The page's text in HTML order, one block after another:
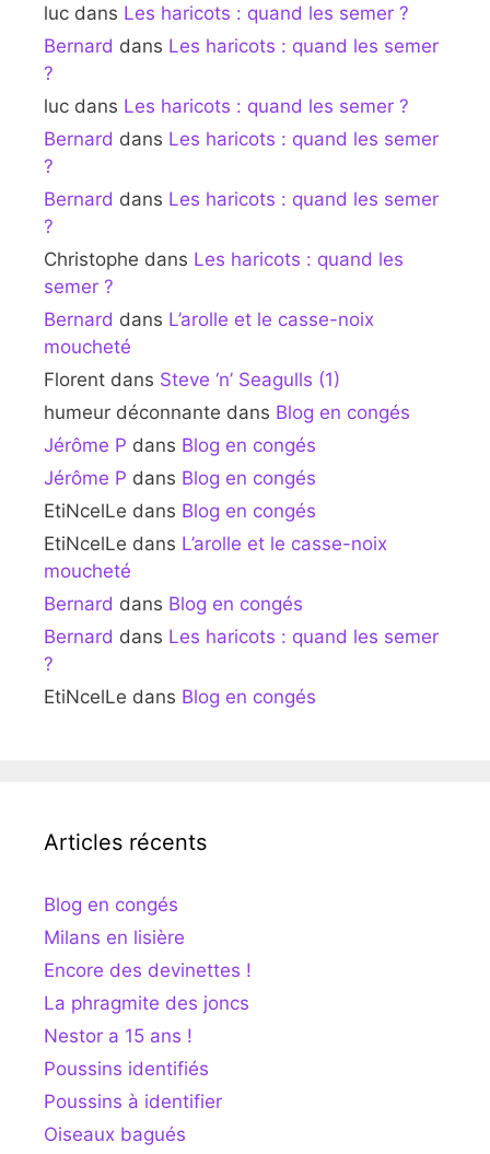
luc dans Les haricots : quand les semer ?
Bernard dans Les haricots : quand les semer
?
luc dans Les haricots : quand les semer ?
Bernard dans Les haricots : quand les semer
?
Bernard dans Les haricots : quand les semer
?
Christophe dans Les haricots : quand les
semer ?
Bernard dans L’arolle et le casse-noix
moucheté
Florent dans Steve ‘n’ Seagulls (1)
humeur déconnante dans Blog en congés
Jérôme P dans Blog en congés
Jérôme P dans Blog en congés
EtiNcelLe dans Blog en congés
EtiNcelLe dans L’arolle et le casse-noix
moucheté
Bernard dans Blog en congés
Bernard dans Les haricots : quand les semer
?
EtiNcelLe dans Blog en congés
Articles récents
Blog en congés
Milans en lisière
Encore des devinettes !
La phragmite des joncs
Nestor a 15 ans !
Poussins identifiés
Poussins à identifier
Oiseaux bagués